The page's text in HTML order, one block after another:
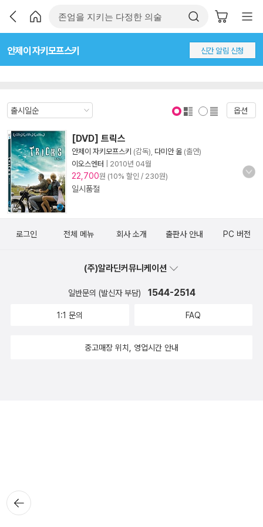
안제이 자키모프스키 신간 알림 신청
옵션
[DVD] 트릭스
안제이 자키모프스키 (감독), 다미안 울 (출연)
이오스엔터
2010년 04월
22,700원 (10% 할인 / 230원)
일시품절
뒤로가
기
로그인 전체 메뉴 회사 소개 출판사 안내 PC 버전
(주)알라딘커뮤니케이션
일반문의 (발신자 부담) 1544-2514
1:1 문의 FAQ
중고매장 위치, 영업시간 안내